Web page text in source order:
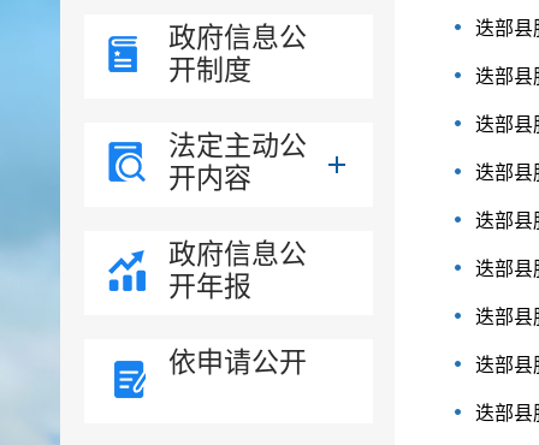
政府信息公
开制度
法定主动公
开内容
政府信息公
开年报
依申请公开
迭部县
迭部县
迭部县
迭部县
迭部县
迭部县
迭部县
迭部县
迭部县